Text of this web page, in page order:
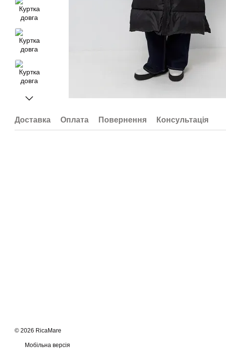
Доставка Оплата Повернення Консультація
© 2026 RicaMare
Мобільна версія